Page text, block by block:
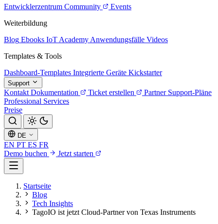
Entwicklerzentrum Community
Events
Weiterbildung
Blog Ebooks IoT Academy Anwendungsfälle Videos
Templates & Tools
Dashboard-Templates Integrierte Geräte Kickstarter
Support
Kontakt Dokumentation Ticket erstellen Partner Support-Pläne
Professional Services
Preise
DE
EN PT ES FR
Demo buchen
Jetzt starten
Startseite
Blog
Tech Insights
TagoIO ist jetzt Cloud-Partner von Texas Instruments